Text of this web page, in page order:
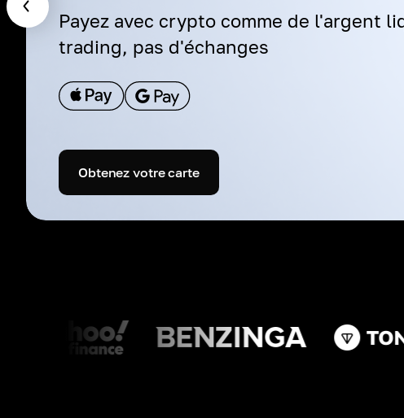
Payez avec crypto comme de l'argent
trading, pas d'échanges
Obtenez votre carte